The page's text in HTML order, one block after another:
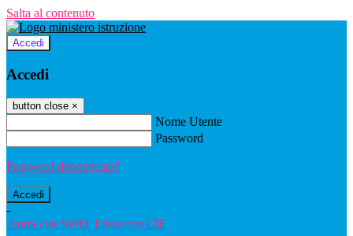
Salta al contenuto
Accedi
Accedi
button close ×
Nome Utente
Password
Password dimenticata?
-
Entra con SPID Entra con CIE